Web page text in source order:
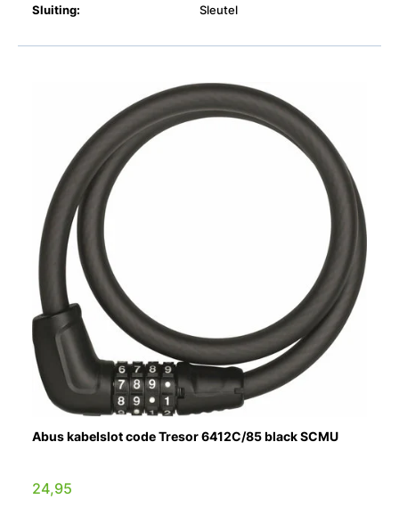
Sluiting:
Sleutel
Abus kabelslot code Tresor 6412C/85 black SCMU
24,95